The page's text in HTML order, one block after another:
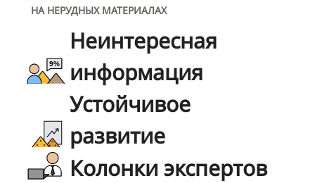
НА НЕРУДНЫХ МАТЕРИАЛАХ
Неинтересная
информация
Устойчивое
развитие
Колонки экспертов